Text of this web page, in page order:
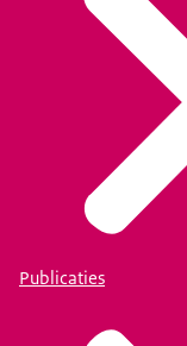
Publicaties